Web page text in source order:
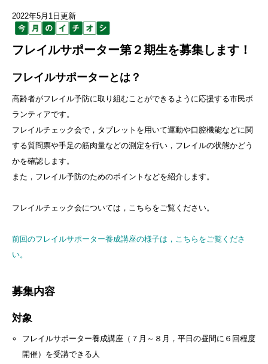
2022年5月1日更新
フレイルサポーター第２期生を募集します！
フレイルサポーターとは？
高齢者がフレイル予防に取り組むことができるように応援する市民ボ
ランティアです。
フレイルチェック会で，タブレットを用いて運動や口腔機能などに関
する質問票や手足の筋肉量などの測定を行い，フレイルの状態かどう
かを確認します。
また，フレイル予防のためのポイントなどを紹介します。
フレイルチェック会については，こちらをご覧ください。
前回のフレイルサポーター養成講座の様子は，こちらをご覧くださ
い。
募集内容
対象
フレイルサポーター養成講座（７月～８月，平日の昼間に６回程度
開催）を受講できる人